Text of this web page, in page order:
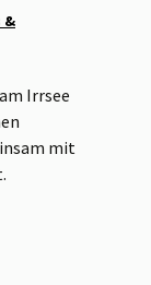
&
Irrsee
mit